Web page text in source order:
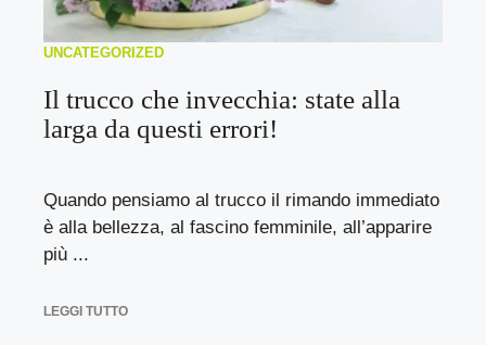
UNCATEGORIZED
Il trucco che invecchia: state alla
larga da questi errori!
Quando pensiamo al trucco il rimando immediato
è alla bellezza, al fascino femminile, all’apparire
più ...
LEGGI TUTTO